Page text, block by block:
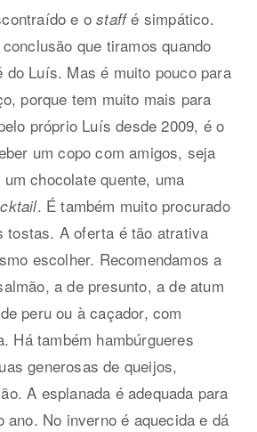
e ostaffé simpático.
que tiramos quando
do Luís. Mas é muito pouco para
porque tem muito mais para
próprio Luís desde 2009, é o
um copo com amigos, seja
chocolate quente, uma
. É também muito procurado
tostas. A oferta é tão atrativa
escolher. Recomendamos a
a de presunto, a de atum
peru ou à caçador, com
Há também hambúrgueres
generosas de queijos,
A esplanada é adequada para
ano. No inverno é aquecida e dá